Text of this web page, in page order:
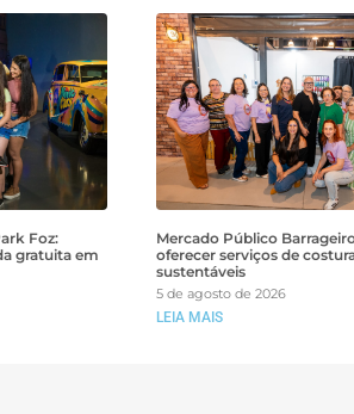
Foz:
gratuita em
Mercado Público
oferecer serviços de
sustentáveis
5 de agosto de 2026
LEIA MAIS